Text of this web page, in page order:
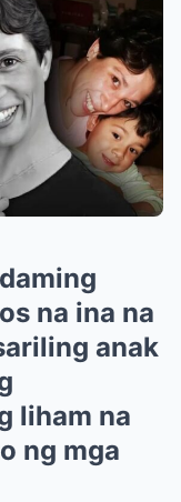
na ina na
anak
liham na
ng mga